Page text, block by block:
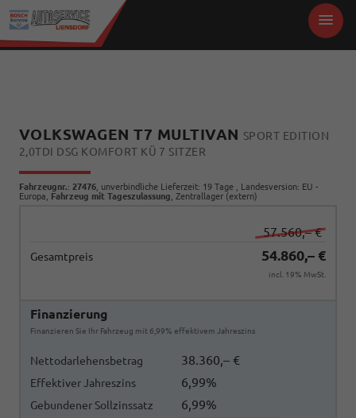
VOLKSWAGEN T7 MULTIVAN SPORT EDITION
2,0TDI DSG KOMFORT KÜ 7 SITZER
Fahrzeugnr.: 27476 , unverbindliche Lieferzeit: 19 Tage , Landesversion: EU -
Europa, Fahrzeug mit Tageszulassung , Zentrallager (extern)
57.560,– €
Gesamtpreis 54.860,– €
incl. 19% MwSt.
Finanzierung
Finanzieren Sie Ihr Fahrzeug mit 6,99% effektivem Jahreszins
Nettodarlehensbetrag 38.360,– €
Effektiver Jahreszins 6,99%
Gebundener Sollzinssatz 6,99%